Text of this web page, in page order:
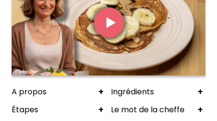
A propos + Ingrédients +
Étapes + Le mot de la cheffe +